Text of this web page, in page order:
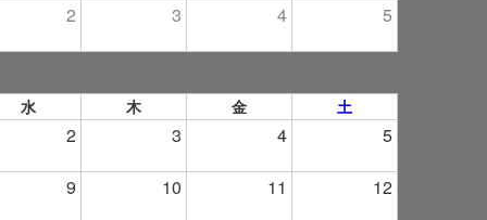
2 3 4 5
水 木 金 土
2 3 4 5
9 10 11 12